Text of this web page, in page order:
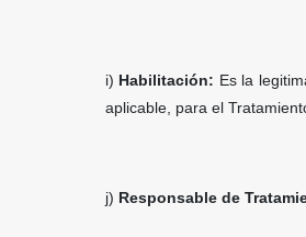
i) Habilitación: Es la
aplicable, para el
j) Responsable de